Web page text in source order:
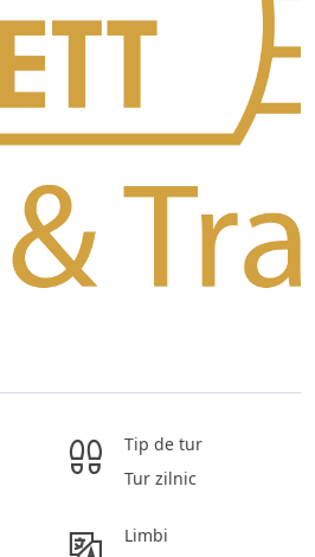
Tip de tur
Tur zilnic
Limbi